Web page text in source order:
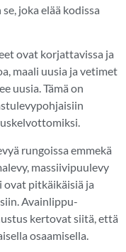
joka elää kodissa
ovat korjattavissa ja
maali uusia ja vetimet
uusia. Tämä on
rungoissa emmekä
massiivipuulevy
ovat pitkäikäisiä ja
Avainlippu-
kertovat siitä, että
osaamisella.